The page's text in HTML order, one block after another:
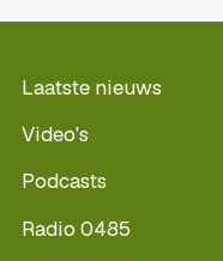
Laatste nieuws
Video's
Podcasts
Radio 0485